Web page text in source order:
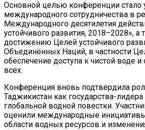
Основной целью конференции стало
международного сотрудничества в
Международного десятилетия
устойчивого развития, 2018–2028», а
достижению Целей устойчивого
Объединённых Наций, в частности
обеспечение доступа к чистой воде и
всех.
Конференция вновь подтвердила
Таджикистан как государства-
глобальной водной повестки.
оценили международные
области водных ресурсов и